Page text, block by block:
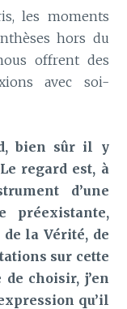
les moments
hors du
offrent des
avec soi-
bien sûr il y
regard est, à
d’une
préexistante,
de la Vérité, de
sur cette
choisir, j’en
qu’il